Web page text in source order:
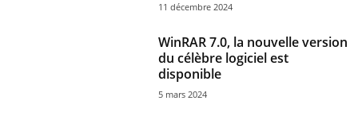
11 décembre 2024
WinRAR 7.0, la nouvelle version
du célèbre logiciel est
disponible
5 mars 2024